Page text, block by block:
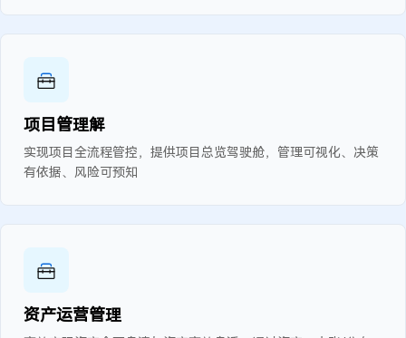
项目管理解
实现项目全流程管控，提供项目总览驾驶舱，管理可视化、决策
有依据、风险可预知
资产运营管理